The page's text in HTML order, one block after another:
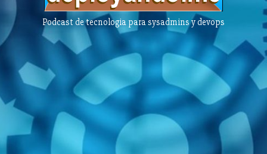
Podcast de tecnologia para sysadmins y devops